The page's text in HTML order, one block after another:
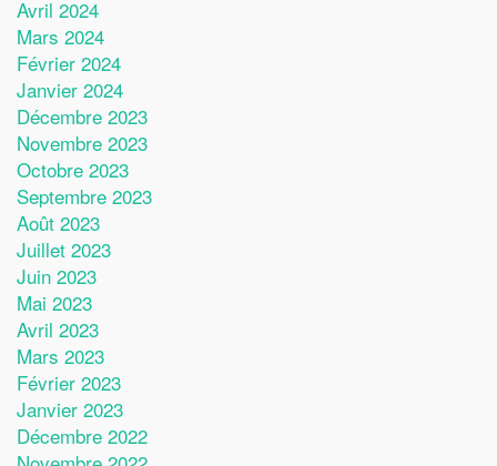
Avril 2024
Mars 2024
Février 2024
Janvier 2024
Décembre 2023
Novembre 2023
Octobre 2023
Septembre 2023
Août 2023
Juillet 2023
Juin 2023
Mai 2023
Avril 2023
Mars 2023
Février 2023
Janvier 2023
Décembre 2022